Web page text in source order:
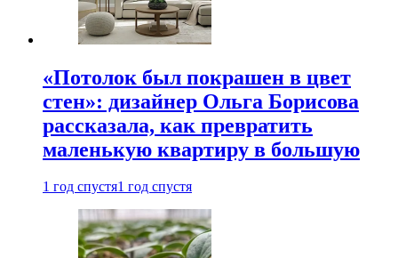
«Потолок был покрашен в цвет
стен»: дизайнер Ольга Борисова
рассказала, как превратить
маленькую квартиру в большую
1 год спустя1 год спустя